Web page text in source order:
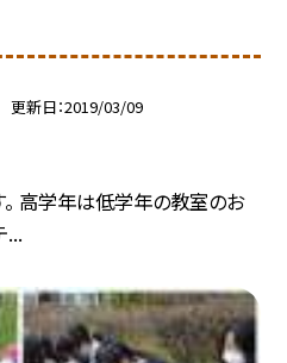
更新日 2019/03/09
。 高学年は低学年の教室のお
...